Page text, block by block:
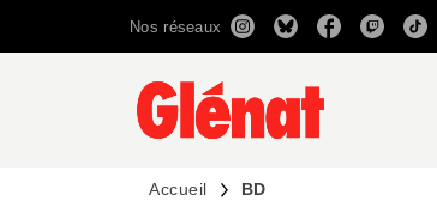
RECHERCHE
Nos réseaux
Accueil BD